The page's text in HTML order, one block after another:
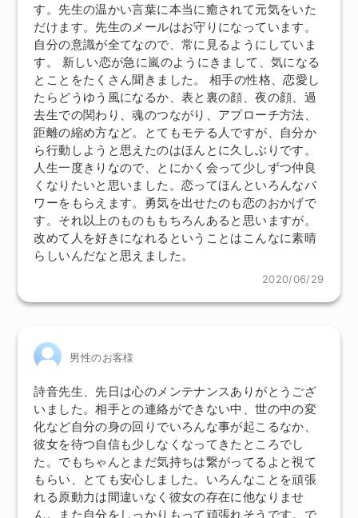
す。先生の温かい言葉に本当に癒されて元気をいた
だけます。先生のメールはお守りになっています。
自分の意識が全てなので、常に見るようにしていま
す。 新しい恋が急に嵐のようにきまして、気になる
とことをたくさん聞きました。 相手の性格、恋愛し
たらどうゆう風になるか、表と裏の顔、夜の顔、過
去生での関わり、魂のつながり、アプローチ方法、
距離の縮め方など。とてもモテる人ですが、自分か
ら行動しようと思えたのはほんとに久しぶりです。
人生一度きりなので、とにかく会って少しずつ仲良
くなりたいと思いました。恋ってほんといろんなパ
ワーをもらえます。勇気を出せたのも恋のおかげで
す。それ以上のものももちろんあると思いますが。
改めて人を好きになれるということはこんなに素晴
らしいんだなと思えました。
2020/06/29
男性のお客様
詩音先生、先日は心のメンテナンスありがとうござ
いました。相手との連絡ができない中、世の中の変
化など自分の身の回りでいろんな事が起こるなか、
彼女を待つ自信も少しなくなってきたところでし
た。でもちゃんとまだ気持ちは繋がってるよと視て
もらい、とても安心しました。いろんなことを頑張
れる原動力は間違いなく彼女の存在に他なりませ
ん。また自分をしっかりもって頑張れそうです。で